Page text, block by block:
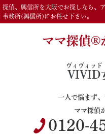
探偵、興信所を大阪でお探しなら、
事務所(興信所)にお任せ下さい。
ママ探偵®️
VIVID
ヴィヴィッド
一人で悩まず、
ママ探偵
0120-